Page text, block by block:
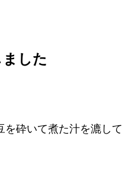
ました
を砕いて煮た汁を漉し